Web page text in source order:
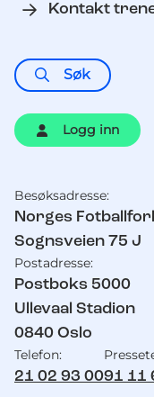
Kontakt
Søk
Logg inn
Besøksadresse:
Norges
Sognsveien 75 J
Postadresse:
Postboks 5000
Ullevaal Stadion
0840 Oslo
Telefon:
21 02 93 0091 11